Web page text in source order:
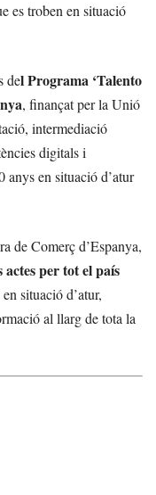
es troben en situació
del Programa ‘Talento
, finançat per la Unió
intermediació
digitals i
anys en situació d’atur
de Comerç d’Espanya,
actes per tot el país
situació d’atur,
al llarg de tota la